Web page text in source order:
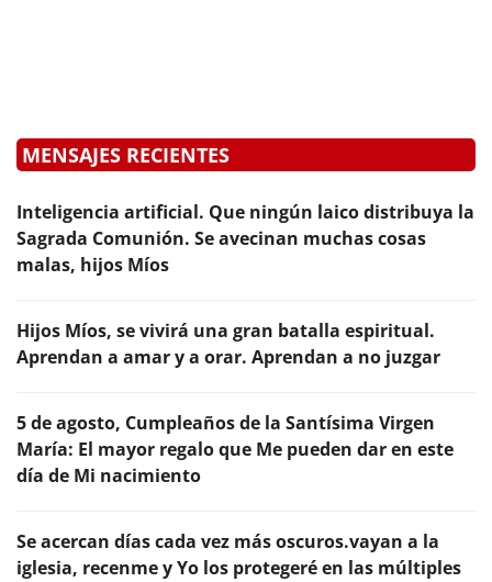
MENSAJES RECIENTES
Inteligencia artificial. Que ningún laico distribuya la
Sagrada Comunión. Se avecinan muchas cosas
malas, hijos Míos
Hijos Míos, se vivirá una gran batalla espiritual.
Aprendan a amar y a orar. Aprendan a no juzgar
5 de agosto, Cumpleaños de la Santísima Virgen
María: El mayor regalo que Me pueden dar en este
día de Mi nacimiento
Se acercan días cada vez más oscuros.vayan a la
iglesia, recenme y Yo los protegeré en las múltiples